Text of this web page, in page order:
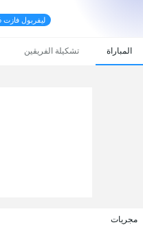
ليفربول فازت 6-5 بعد ركلات الترجيح
المباراة تشكيلة الفريقين
مجريات